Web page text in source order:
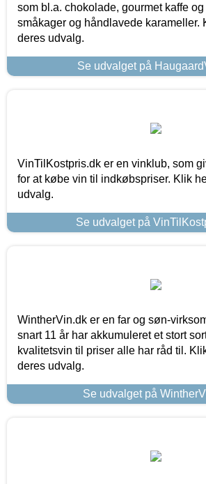
som bl.a. chokolade, gourmet kaffe
småkager og håndlavede karameller.
deres udvalg.
Se udvalget på
VinTilKostpris.dk er en vinklub, som
for at købe vin til indkøbspriser. Klik
udvalg.
Se udvalget på
WintherVin.dk er en far og søn-
snart 11 år har akkumuleret et stort
kvalitetsvin til priser alle har råd til.
deres udvalg.
Se udvalget på